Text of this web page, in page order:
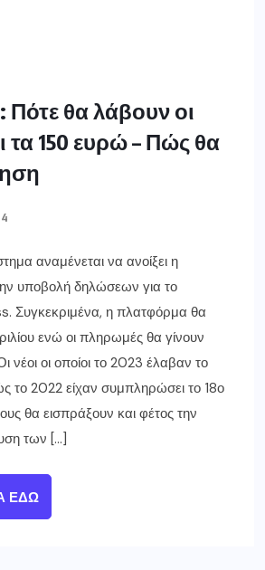
Πότε θα λάβουν οι
τα 150 ευρώ – Πώς θα
αναμένεται να ανοίξει η
υποβολή δηλώσεων για το
Συγκεκριμένα, η πλατφόρμα θα
ενώ οι πληρωμές θα γίνουν
νέοι οι οποίοι το 2023 έλαβαν το
το 2022 είχαν συμπληρώσει το 18ο
θα εισπράξουν και φέτος την
των […]
ΕΔΏ